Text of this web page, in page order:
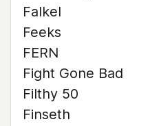
Falkel
Feeks
FERN
Fight Gone Bad
Filthy 50
Finseth